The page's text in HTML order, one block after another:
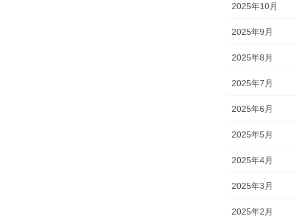
2025年10月
2025年9月
2025年8月
2025年7月
2025年6月
2025年5月
2025年4月
2025年3月
2025年2月